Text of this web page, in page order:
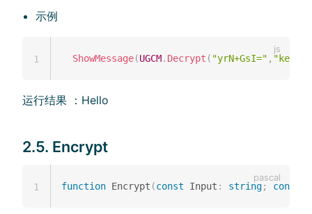
示例
ShowMessage(UGCM. Decrypt ( "yrN+GsI=" , "key"
1
运行结果 ：Hello
2.5. Encrypt
function Encrypt (const Input : string; const
1